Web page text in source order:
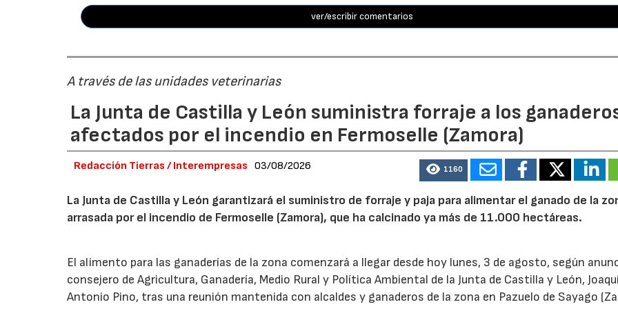
ver/escribir comentarios
A través de las unidades veterinarias
La Junta de Castilla y León suministra forraje a los
afectados por el incendio en Fermoselle (Zamora)
Redacción Tierras / Interempresas 03/08/2026 1160
La Junta de Castilla y León garantizará el suministro de forraje y paja para alimentar el ganado de la
arrasada por el incendio de Fermoselle (Zamora), que ha calcinado ya más de 11.000 hectáreas.
El alimento para las ganaderías de la zona comenzará a llegar desde hoy lunes, 3 de agosto, según
consejero de Agricultura, Ganadería, Medio Rural y Política Ambiental de la Junta de Castilla y León,
Antonio Pino, tras una reunión mantenida con alcaldes y ganaderos de la zona en Pazuelo de Sayago